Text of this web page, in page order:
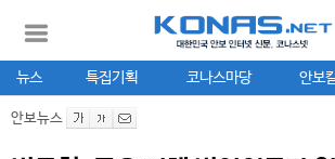
뉴스 특집기획 코나스마당 안보
안보뉴스